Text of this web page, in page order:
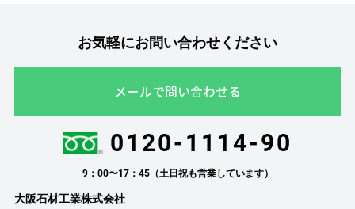
お気軽にお問い合わせください
メールで問い合わせる
0120-1114-90
9：00〜17：45（土日祝も営業しています）
大阪石材工業株式会社